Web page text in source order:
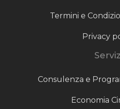
Termini e
Privacy
Consulenza e
Economia